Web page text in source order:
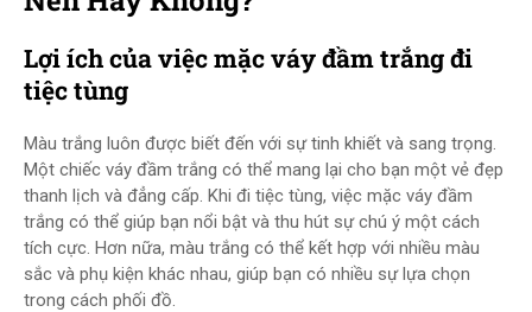
Lợi ích của việc mặc váy đầm trắng đi
tiệc tùng
Màu trắng luôn được biết đến với sự tinh khiết và sang trọng.
Một chiếc váy đầm trắng có thể mang lại cho bạn một vẻ đẹp
thanh lịch và đẳng cấp. Khi đi tiệc tùng, việc mặc váy đầm
trắng có thể giúp bạn nổi bật và thu hút sự chú ý một cách
tích cực. Hơn nữa, màu trắng có thể kết hợp với nhiều màu
sắc và phụ kiện khác nhau, giúp bạn có nhiều sự lựa chọn
trong cách phối đồ.